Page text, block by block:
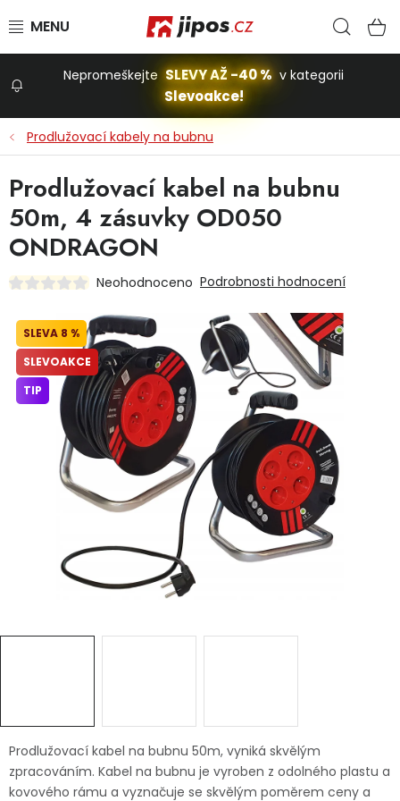
Stavba a dům
Dílna
Domácnost
Dětská hřiště
Autodoplňky
Ochranné pomůcky
Nepromeškejte SLEVY AŽ -40 % v kategorii
Slevoakce!
Prodlužovací kabely na bubnu
Prodlužovací kabel na bubnu 50m, vyniká skvělým
zpracováním. Kabel na bubnu je vyroben z odolného plastu a
kovového rámu a vyznačuje se skvělým poměrem ceny a
Prodlužovací kabel na bubnu
50m, 4 zásuvky OD050
ONDRAGON
Neohodnoceno Podrobnosti hodnocení
8 %
SLEVOAKCE
TIP